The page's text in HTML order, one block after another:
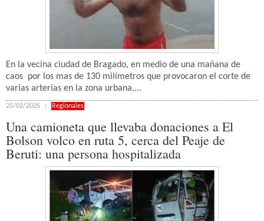
En la vecina ciudad de Bragado, en medio de una mañana de
caos por los mas de 130 milímetros que provocaron el corte de
varias arterias en la zona urbana,...
25/02/2025 Regionales
Una camioneta que llevaba donaciones a El
Bolson volco en ruta 5, cerca del Peaje de
Beruti: una persona hospitalizada